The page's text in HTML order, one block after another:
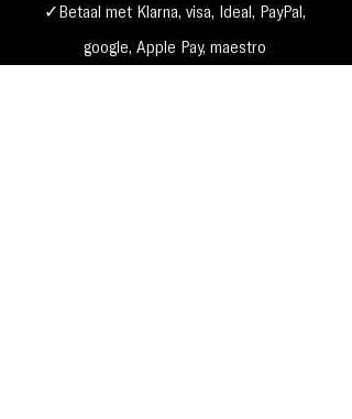
✓Betaal met Klarna, visa, Ideal, PayPal,
google, Apple Pay, maestro